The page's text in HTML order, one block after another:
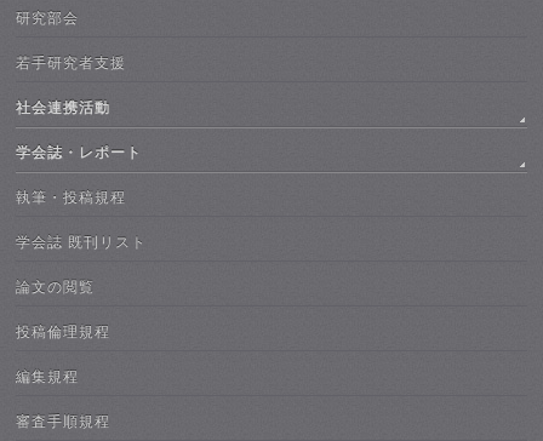
研究部会
若手研究者支援
社会連携活動
学会誌・レポート
執筆・投稿規程
学会誌 既刊リスト
論文の閲覧
投稿倫理規程
編集規程
審査手順規程